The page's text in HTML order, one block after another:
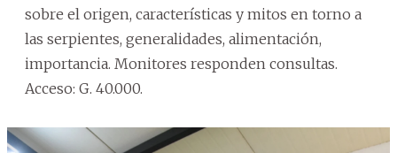
sobre el origen, características y mitos en torno a
las serpientes, generalidades, alimentación,
importancia. Monitores responden consultas.
Acceso: G. 40.000.